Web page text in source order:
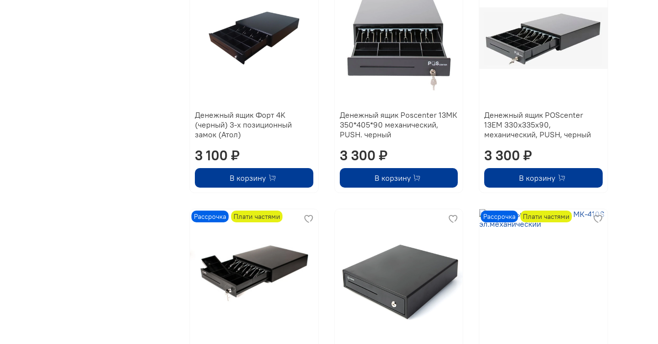
Денежный ящик Форт 4K
(черный) 3-х позиционный
замок (Атол)
3 100 ₽
В корзину
Денежный ящик Poscenter 13МК
350*405*90 механический,
PUSH. черный
3 300 ₽
В корзину
Денежный ящик POScenter
13EМ 330x335x90,
механический, PUSH, черный
3 300 ₽
В корзину
Рассрочка Плати частями Рассрочка Плати частями